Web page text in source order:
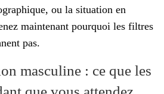
ou la situation en
maintenant pourquoi les filtres
pas.
masculine : ce que les